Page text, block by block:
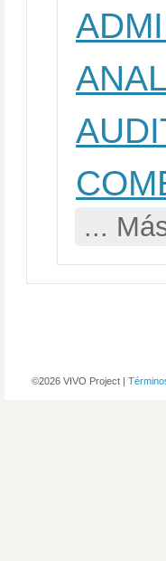
...
©2026 VIVO Project |